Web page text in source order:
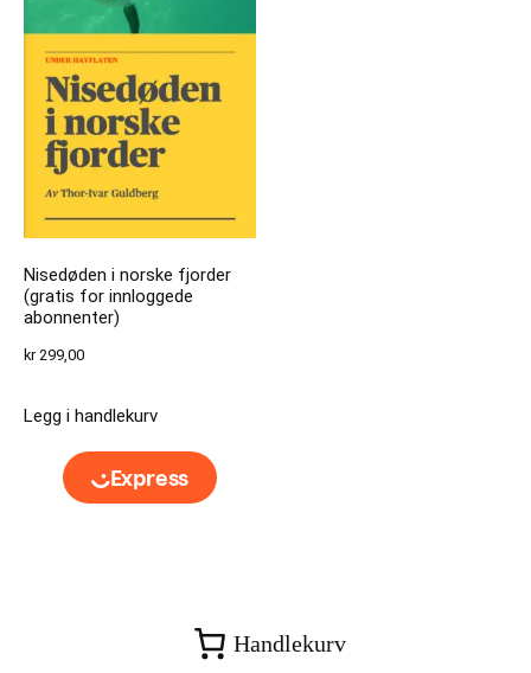
Nisedøden i norske fjorder
(gratis for innloggede
abonnenter)
kr299,00
Legg i handlekurv
Handlekurv